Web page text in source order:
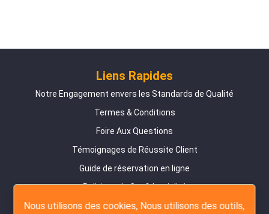
Liens Rapides
Notre Engagement envers les Standards de Qualité
Termes & Conditions
Foire Aux Questions
Témoignages de Réussite Client
Guide de réservation en ligne
Politique de Confidentialité
Contactez-Nous
Nous utilisons des cookies, Nous utilisons des outils,